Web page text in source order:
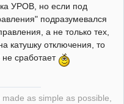
УРОВ, но если под
подразумевался
а не только тех,
катушку отключения, то
сработает
as simple as possible,